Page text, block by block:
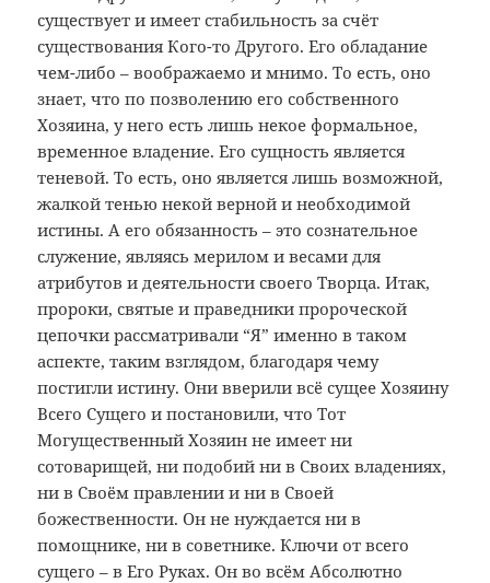
существует и имеет стабильность за счёт
существования Кого-то Другого. Его обладание
чем-либо – воображаемо и мнимо. То есть, оно
знает, что по позволению его собственного
Хозяина, у него есть лишь некое формальное,
временное владение. Его сущность является
теневой. То есть, оно является лишь возможной,
жалкой тенью некой верной и необходимой
истины. А его обязанность – это сознательное
служение, являясь мерилом и весами для
атрибутов и деятельности своего Творца. Итак,
пророки, святые и праведники пророческой
цепочки рассматривали “Я” именно в таком
аспекте, таким взглядом, благодаря чему
постигли истину. Они вверили всё сущее Хозяину
Всего Сущего и постановили, что Тот
Могущественный Хозяин не имеет ни
сотоварищей, ни подобий ни в Своих владениях,
ни в Своём правлении и ни в Своей
божественности. Он не нуждается ни в
помощнике, ни в советнике. Ключи от всего
сущего – в Его Руках. Он во всём Абсолютно